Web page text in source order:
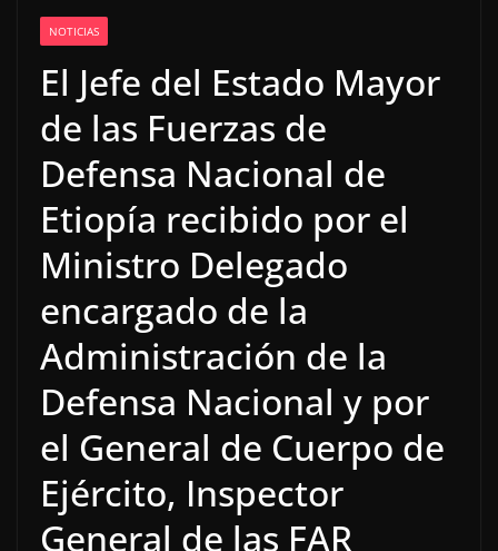
NOTICIAS
El Jefe del Estado Mayor
de las Fuerzas de
Defensa Nacional de
Etiopía recibido por el
Ministro Delegado
encargado de la
Administración de la
Defensa Nacional y por
el General de Cuerpo de
Ejército, Inspector
General de las FAR